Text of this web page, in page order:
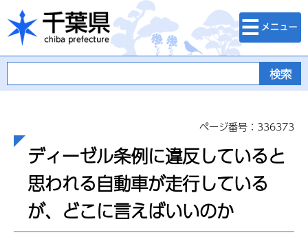
千葉県
検索・メニュ
ー
ページ番号：336373
ディーゼル条例に違反していると
思われる自動車が走行している
が、どこに言えばいいのか